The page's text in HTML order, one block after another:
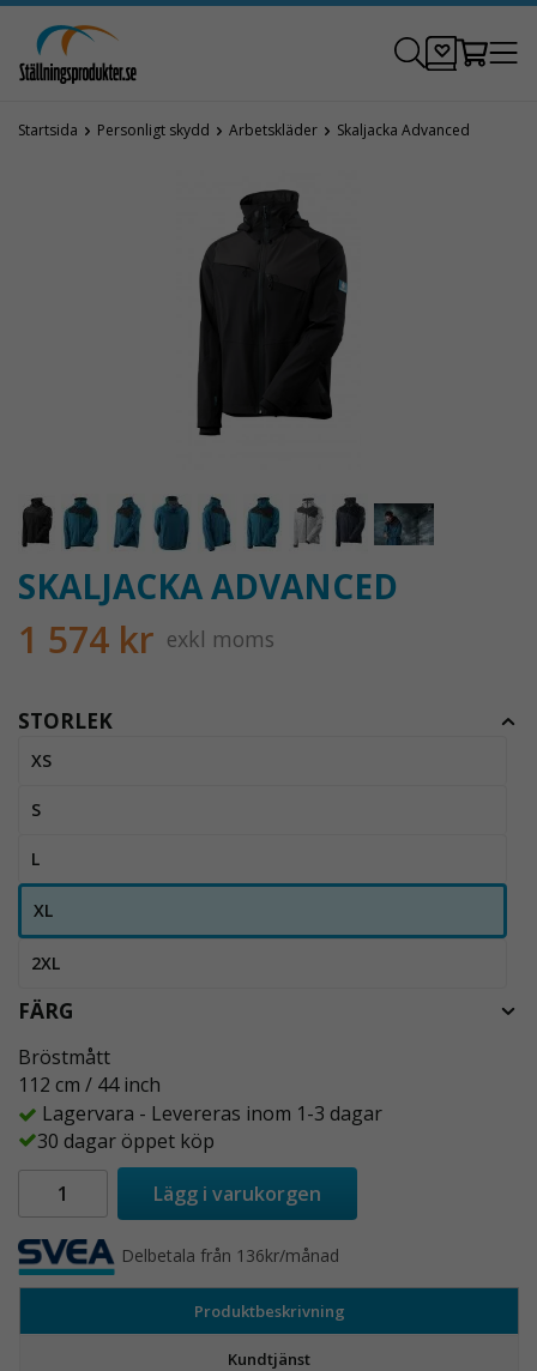
Startsida Personligt skydd Arbetskläder Skaljacka Advanced
SKALJACKA ADVANCED
1 574 kr exkl moms
STORLEK
XS
S
L
XL
2XL
FÄRG
Bröstmått
112 cm / 44 inch
Lagervara - Levereras inom 1-3 dagar
30 dagar öppet köp
Lägg i varukorgen
Delbetala från 136kr/månad
Produktbeskrivning
Kundtjänst